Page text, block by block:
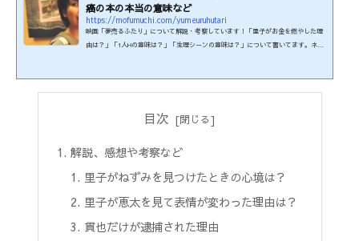
癌の本の本当の意味など
https://mofumuchi.com/yumeuruhutari
映画「夢売るふたり」について解説・考察しています！「里子がお金を燃やした理
由は？」「1人Hの意味は？」「生理シーンの意味は？」について書いてます。ネタ
6月時点の情報です。最新の配信状況は各配信サイトにてご確...
目次
解説、感想や考察など
里子がねずみを見つけたときの心境は？
里子が恵太を見て表情が変わった理由は？
貫也だけが逮捕された理由